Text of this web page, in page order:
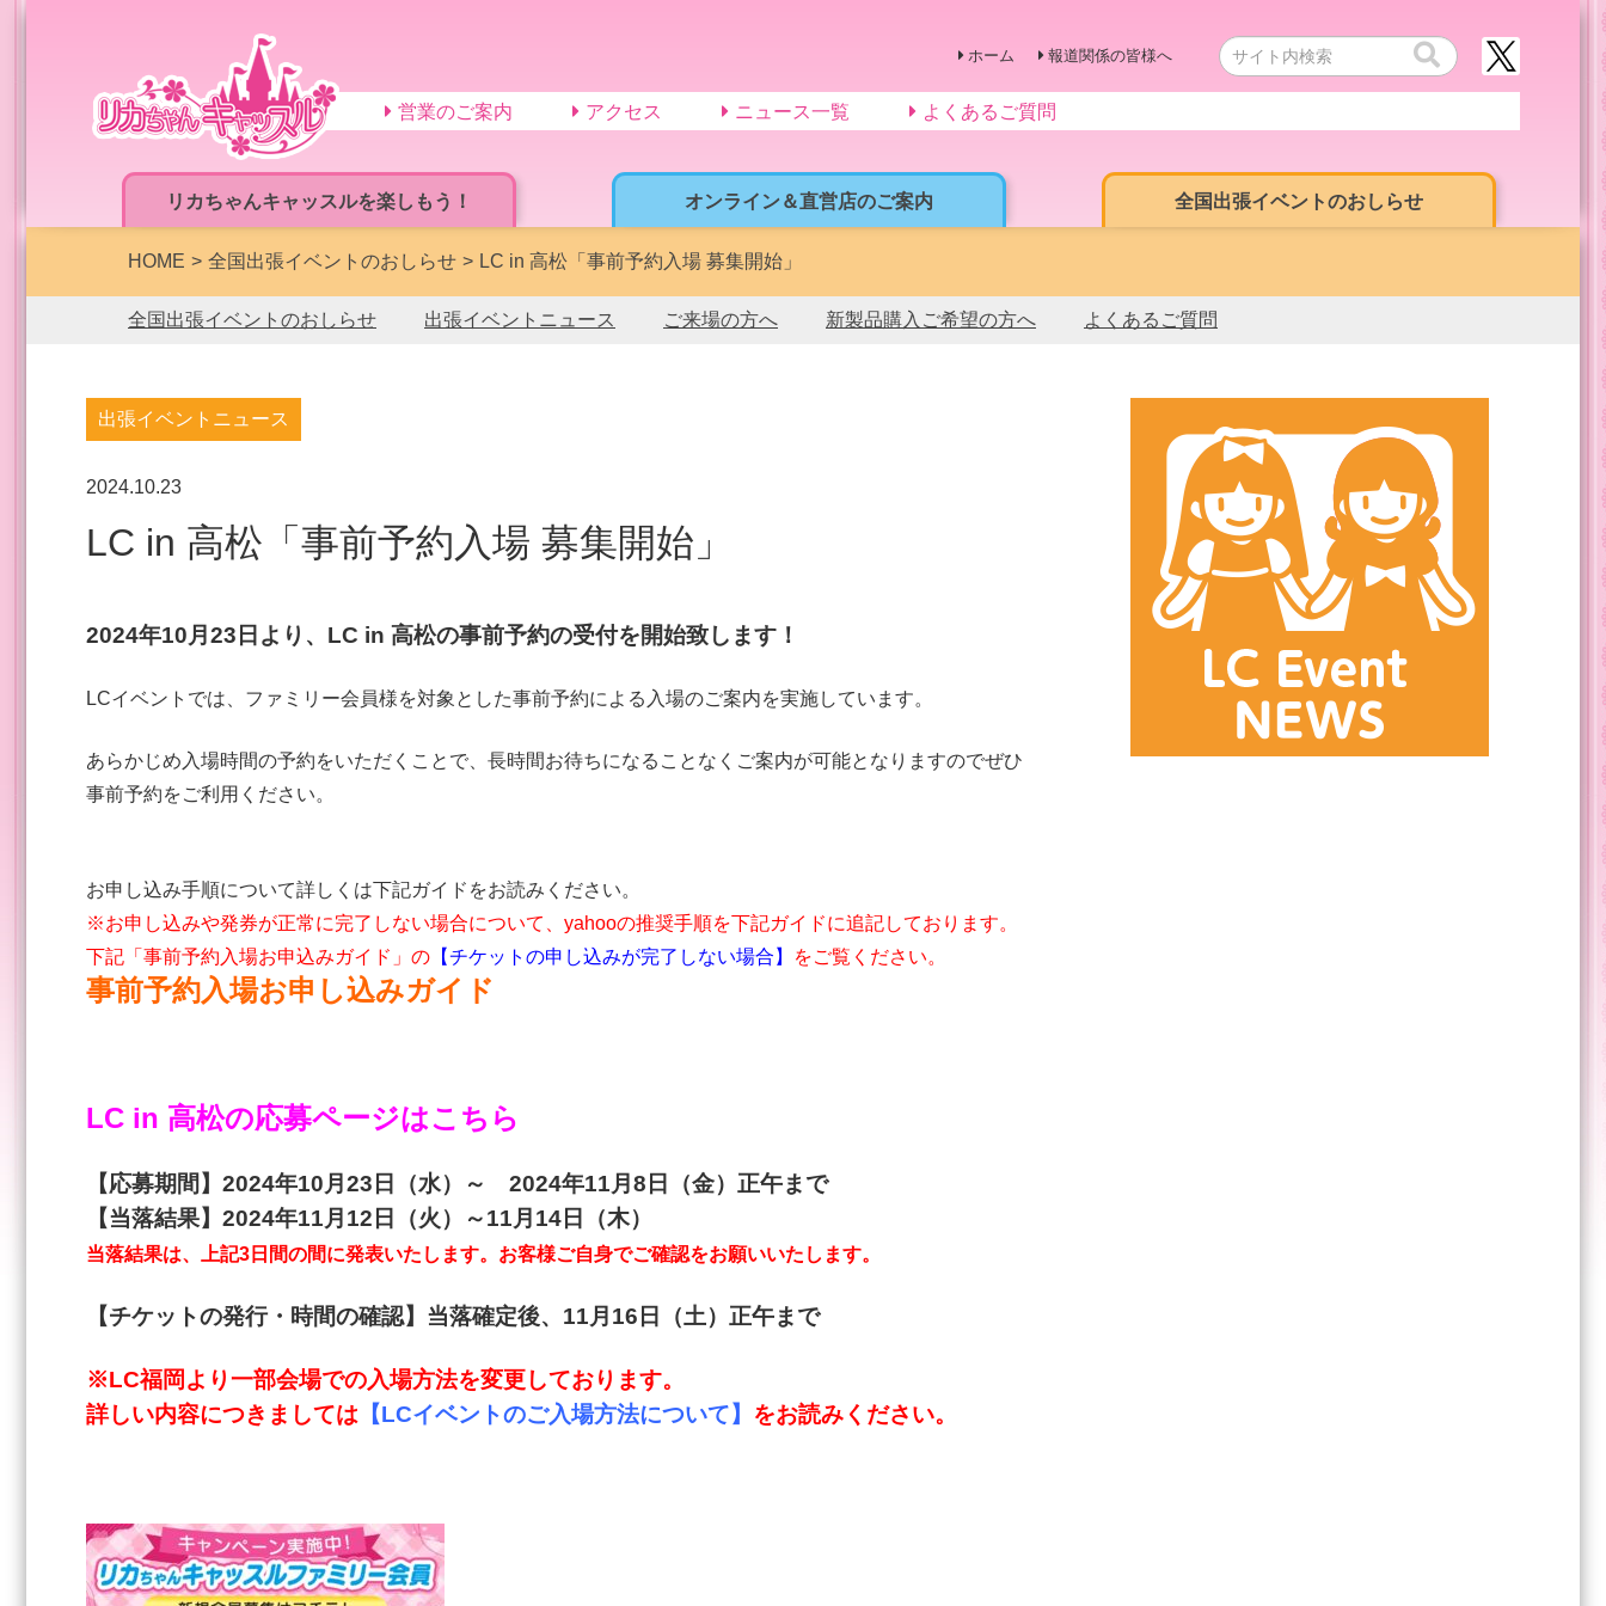
リカちゃんキャッスルを楽しもう！ オンライン＆直営店のご案内 全国出張イベントのおしらせ
ホーム 報道関係の皆様へ
営業のご案内 アクセス ニュース一覧 よくあるご質問
HOME 全国出張イベントのおしらせ LC in 高松「事前予約入場 募集開始」
全国出張イベントのおしらせ 出張イベントニュース ご来場の方へ 新製品購入ご希望の方へ よくあるご質問
出張イベントニュース
2024.10.23
LC in 高松「事前予約入場 募集開始」
2024年10月23 日より、LC in 高松の事前予約の受付を開始致します！
LCイベントでは、ファミリー会員様を対象とした事前予約による入場のご案内を実施しています。
あらかじめ入場時間の予約をいただくことで、長時間お待ちになることなくご案内が可能となりますのでぜひ
事前予約をご利用ください。
お申し込み手順について詳しくは下記ガイドをお読みください。
※お申し込みや発券が正常に完了しない場合について、yahooの推奨手順を下記ガイドに追記しております。
下記「事前予約入場お申込みガイド」の 【チケットの申し込みが完了しない場合】 をご覧ください。
事前予約入場お申し込みガイド
LC in 高松の応募ページはこちら
【応募期間】2024年10月23日（水）～ 2024年11月8日（金）正午まで
【当落結果】2024年11月12日（火）～11月14日（木）
当落結果は、上記3日間の間に発表いたします。お客様ご自身でご確認をお願いいたします。
【チケットの発行・時間の確認】当落確定後、11月16日（土）正午まで
※LC福岡より一部会場での入場方法を変更しております。
詳しい内容につきましては 【LCイベントのご入場方法について】 をお読みください。